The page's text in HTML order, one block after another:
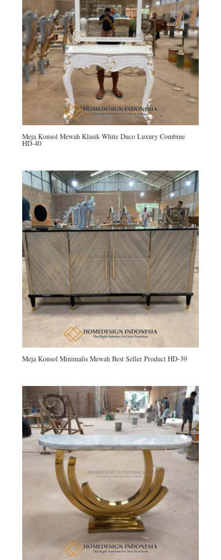
Meja Konsol Mewah Klasik White Duco Luxury Combine
HD-40
Meja Konsol Minimalis Mewah Best Seller Product HD-39